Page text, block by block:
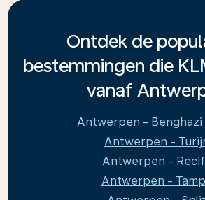
Ontdek de
bestemmingen die
vanaf
Antwerpen - Benghazi
Antwerpen -
Antwerpen -
Antwerpen -